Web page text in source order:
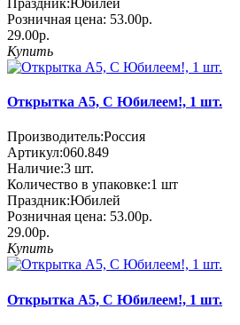
Праздник:Юбилей
Розничная цена: 53.00р.
29.00р.
Купить
Открытка А5, С Юбилеем!, 1 шт.
Производитель:Россия
Артикул:060.849
Наличие:3 шт.
Количество в упаковке:1 шт
Праздник:Юбилей
Розничная цена: 53.00р.
29.00р.
Купить
Открытка А5, С Юбилеем!, 1 шт.